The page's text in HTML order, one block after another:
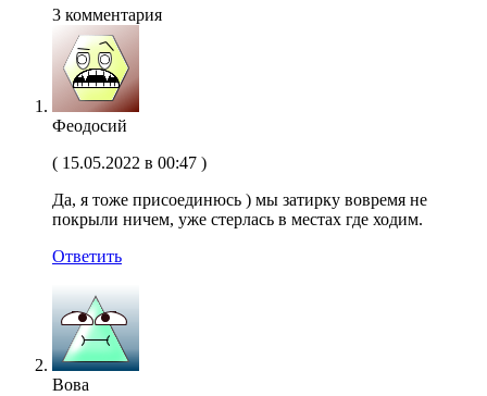
3 комментария
Феодосий
( 15.05.2022 в 00:47 )
Да, я тоже присоединюсь ) мы затирку вовремя не
покрыли ничем, уже стерлась в местах где ходим.
Ответить
Вова